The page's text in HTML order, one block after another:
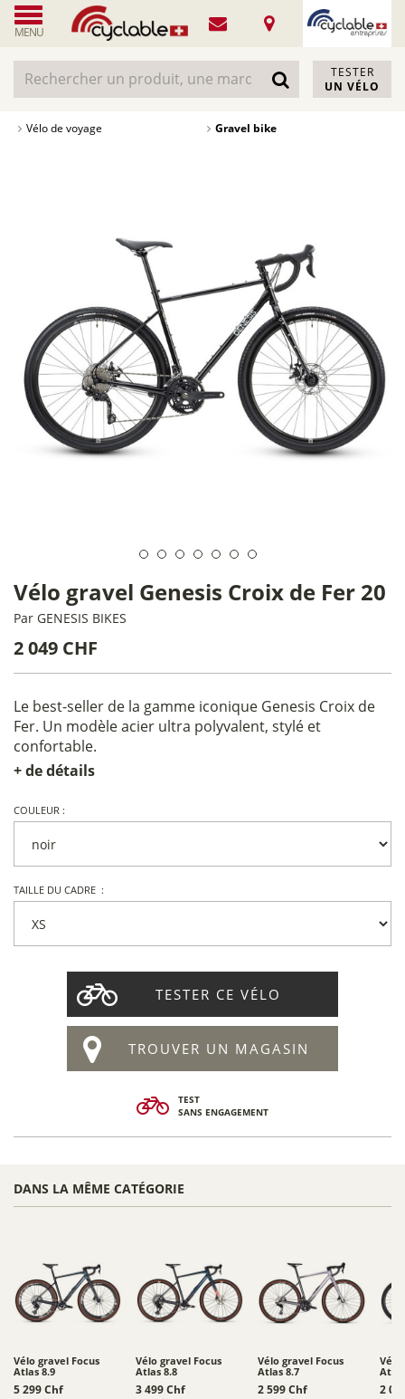
MENU
TESTER
UN VÉLO
Vélo de voyage Gravel bike
Vélo gravel Genesis Croix de Fer 20
Par GENESIS BIKES
2 049 CHF
Le best-seller de la gamme iconique Genesis Croix de
Fer. Un modèle acier ultra polyvalent, stylé et
confortable.
+ de détails
COULEUR :
TAILLE DU CADRE :
TESTER CE VÉLO
TROUVER UN MAGASIN
TEST
SANS ENGAGEMENT
DANS LA MÊME CATÉGORIE
Vélo gravel Focus
Atlas 8.9
5 299 Chf
Vélo gravel Focus
Atlas 8.8
3 499 Chf
Vélo gravel Focus
Atlas 8.7
2 599 Chf
Vélo
2